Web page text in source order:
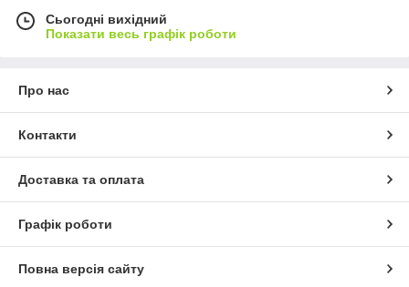
Сьогодні вихідний
Показати весь графік роботи
Про нас
Контакти
Доставка та оплата
Графік роботи
Повна версія сайту